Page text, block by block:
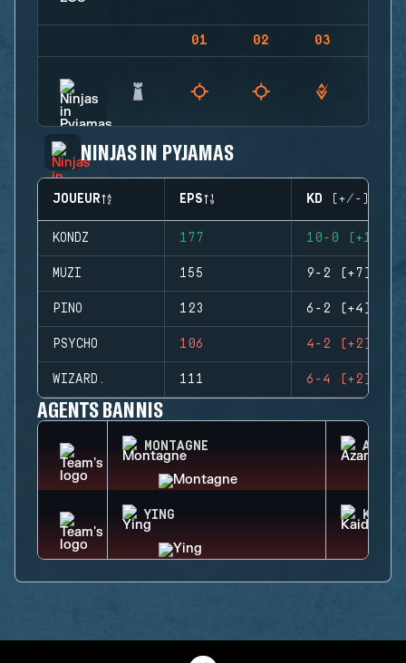
01 02 03
NINJAS IN PYJAMAS
JOUEUR EPS KD (+/-)
KONDZ 177 10-0 (+10)
MUZI 155 9-2 (+7)
PINO 123 6-2 (+4)
PSYCHO 106 4-2 (+2)
WIZARD. 111 6-4 (+2)
AGENTS BANNIS
MONTAGNE AZAMI
YING KAID